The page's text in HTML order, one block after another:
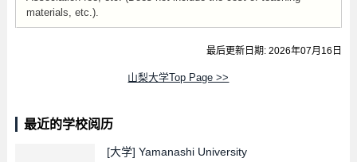
materials, etc.).
最后更新日期: 2026年07月16日
山梨大学Top Page >>
最近的学校阅历
[大学] Yamanashi University